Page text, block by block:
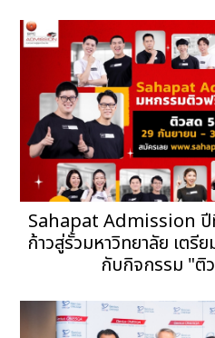
Sahapat Admission ปี
ก้าวสู่รั้วมหาวิทยาลัย เตรี
กับกิจกรรม "ติ